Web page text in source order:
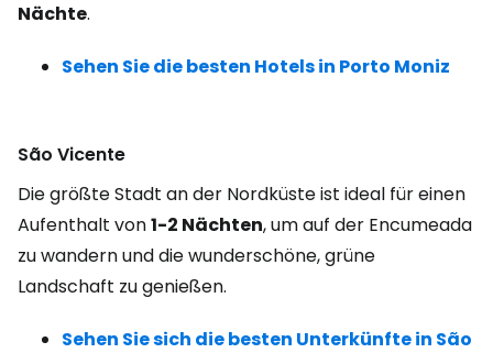
Nächte.
Sehen Sie die besten Hotels in Porto Moniz
São Vicente
Die größte Stadt an der Nordküste ist ideal für einen
Aufenthalt von1-2 Nächten, um auf der Encumeada
zu wandern und die wunderschöne, grüne
Landschaft zu genießen.
Sehen Sie sich die besten Unterkünfte in São